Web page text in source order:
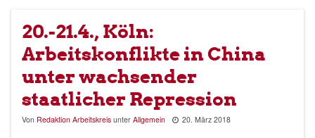
20.-21.4., Köln:
Arbeitskonflikte in China
unter wachsender
staatlicher Repression
Von Redaktion Arbeitskreis unter Allgemein 20. März 2018